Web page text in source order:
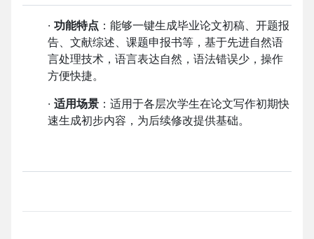
· 功能特点 ：能够一键生成毕业论文初稿、开题报
告、文献综述、课题申报书等，基于先进自然语
言处理技术，语言表达自然，语法错误少，操作
方便快捷。
· 适用场景 ：适用于各层次学生在论文写作初期快
速生成初步内容，为后续修改提供基础。